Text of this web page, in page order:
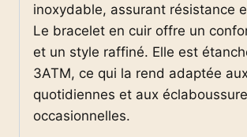
inoxydable, assurant résistance
Le bracelet en cuir offre un
et un style raffiné. Elle est
3ATM, ce qui la rend adaptée
quotidiennes et aux
occasionnelles.